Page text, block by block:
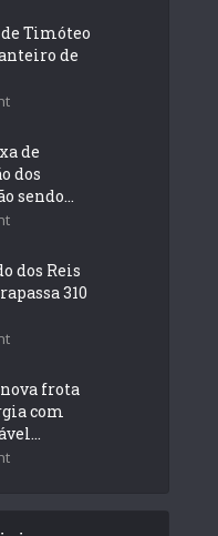
Timóteo
de
de
dos
sendo...
dos Reis
310
frota
com